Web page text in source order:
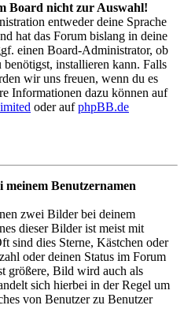
Board nicht zur Auswahl!
entweder deine Sprache
hat das Forum bislang in deine
einen Board-Administrator, ob
benötigst, installieren kann. Falls
wir uns freuen, wenn du es
Informationen dazu können auf
oder aufphpBB.de
meinem Benutzernamen
zwei Bilder bei deinem
dieser Bilder ist meist mit
sind dies Sterne, Kästchen oder
oder deinen Status im Forum
größere, Bild wird auch als
sich hierbei in der Regel um
von Benutzer zu Benutzer